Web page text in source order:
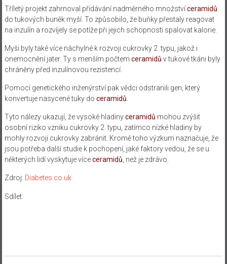
Tříletý projekt zahrnoval přidávání nadměrného množstvíceramidů
do tukových buněk myší. To způsobilo, že buňky přestaly reagovat
na inzulín a rozvíjely se potíže při jejich schopnosti spalovat kalorie.
Myši byly také více náchylné k rozvoji cukrovky 2 .typu, jakož i
onemocnění jater. Ty s menším počtem ceramidů v tukové tkáni byly
chráněny před inzulínovou rezistencí.
Pomocí genetického inženýrství pak vědci odstranili gen, který
konvertuje nasycené tuky do ceramidů
Tyto nálezy ukazují, že vysoké hladinyceramidů mohou zvýšit
osobní riziko vzniku cukrovky 2. typu, zatímco nízké hladiny by
mohly rozvoji cukrovky zabránit. Kromě toho výzkum naznačuje, že
jsou potřeba další studie k pochopení, jaké faktory vedou, že se u
některých lidí vyskytuje víceceramidů , než je zdrávo.
Zdroj: Diabetes.co.uk
Sdílet: